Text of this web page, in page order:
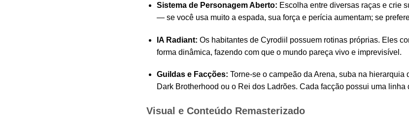
Sistema de Personagem Aberto: Escolha entre diversas raças e crie
— se você usa muito a espada, sua força e perícia aumentam; se
IA Radiant: Os habitantes de Cyrodiil possuem rotinas próprias. Eles
forma dinâmica, fazendo com que o mundo pareça vivo e imprevisível.
Guildas e Facções: Torne-se o campeão da Arena, suba na
Dark Brotherhood ou o Rei dos Ladrões. Cada facção possui uma
Visual e Conteúdo Remasterizado